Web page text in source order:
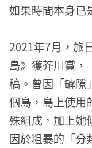
如果時間本身已
2021年7月，旅
島》獲芥川賞，
稿。曾因「罅隙
個島，島上使用
殊組成，加上她
因於粗暴的「分